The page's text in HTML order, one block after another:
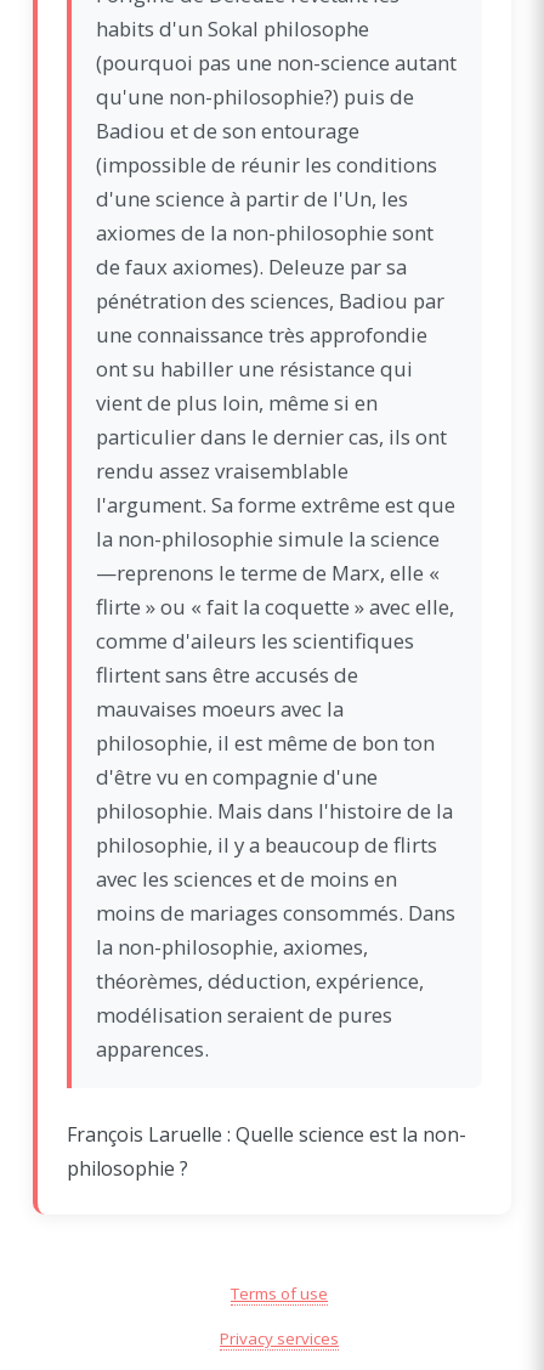
habits d'un Sokal philosophe
(pourquoi pas une non-science autant
qu'une non-philosophie?) puis de
Badiou et de son entourage
(impossible de réunir les conditions
d'une science à partir de l'Un, les
axiomes de la non-philosophie sont
de faux axiomes). Deleuze par sa
pénétration des sciences, Badiou par
une connaissance très approfondie
ont su habiller une résistance qui
vient de plus loin, même si en
particulier dans le dernier cas, ils ont
rendu assez vraisemblable
l'argument. Sa forme extrême est que
la non-philosophie simule la science
—reprenons le terme de Marx, elle «
flirte » ou « fait la coquette » avec elle,
comme d'aileurs les scientifiques
flirtent sans être accusés de
mauvaises moeurs avec la
philosophie, il est même de bon ton
d'être vu en compagnie d'une
philosophie. Mais dans l'histoire de la
philosophie, il y a beaucoup de flirts
avec les sciences et de moins en
moins de mariages consommés. Dans
la non-philosophie, axiomes,
théorèmes, déduction, expérience,
modélisation seraient de pures
apparences.
François Laruelle : Quelle science est la non-
philosophie ?
Terms of use
Privacy services